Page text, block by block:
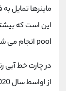
ماینرها تمایل
pool انجام می شود که در ادامه بررسی می کنیم.